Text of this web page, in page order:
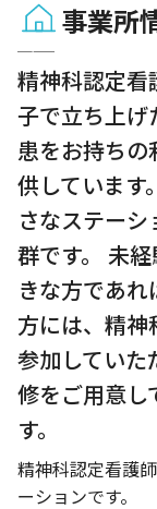
事業所
精神科認定看
子で立ち上げ
患をお持ち
供しています
さなステー
群です。 未
きな方であ
方には、精神
参加していた
修をご用意し
す。
精神科認定看護
ーションです。